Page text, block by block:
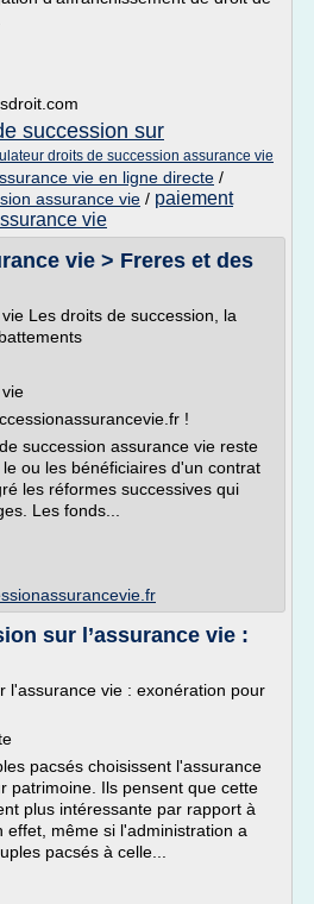
succession sur
droits de succession assurance vie
vie en ligne directe /
assurance vie / paiement
vie
vie > Freres et des
Les droits de succession, la
!
succession assurance vie reste
ou les bénéficiaires d'un contrat
les réformes successives qui
Les fonds...
sur l’assurance vie :
l'assurance vie : exonération pour
pacsés choisissent l'assurance
patrimoine. Ils pensent que cette
plus intéressante par rapport à
effet, même si l'administration a
pacsés à celle...